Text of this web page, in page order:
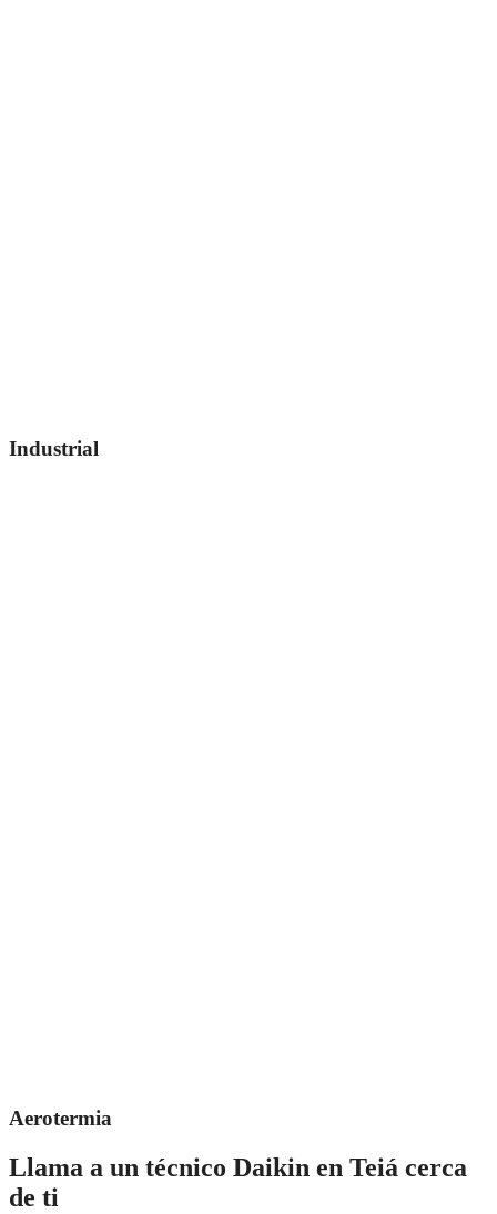
Industrial
Aerotermia
Llama a un técnico Daikin en Teiá cerca
de ti